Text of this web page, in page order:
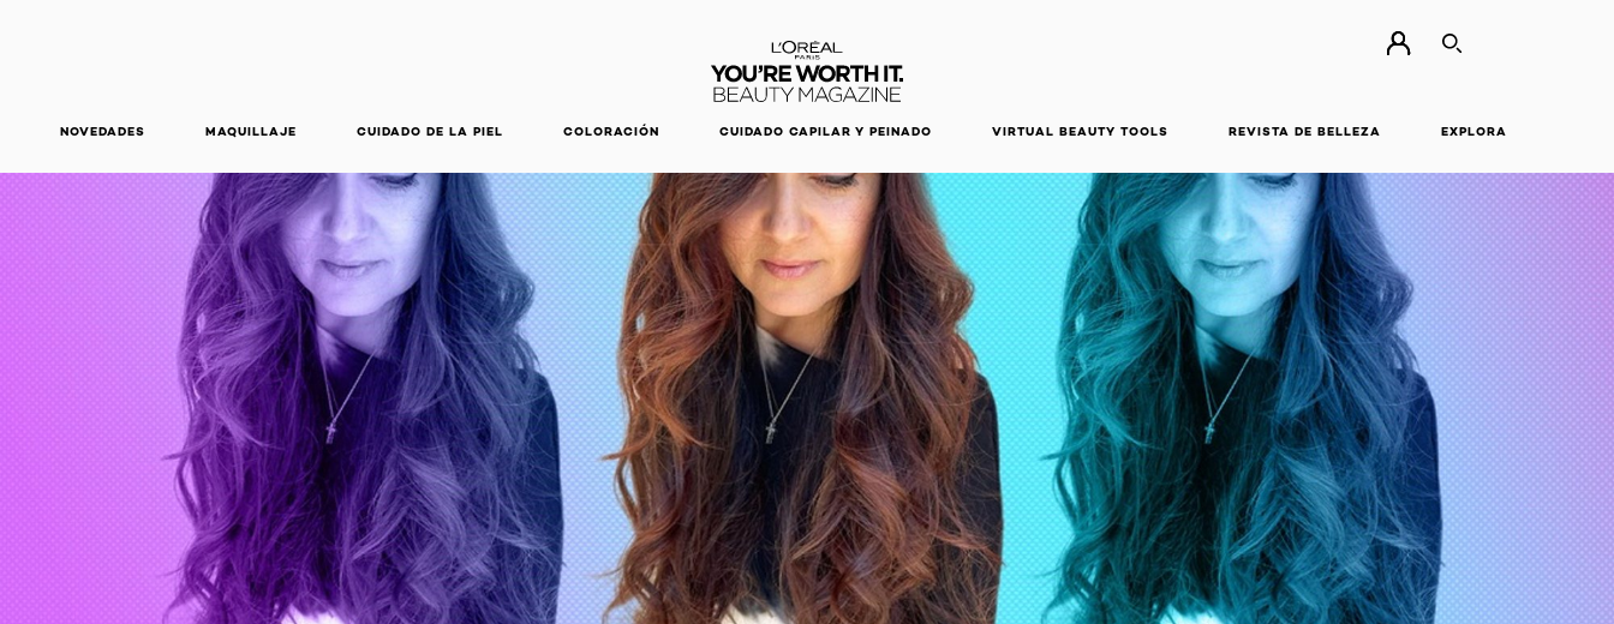
BUSCAR
NOVEDADES MAQUILLAJE CUIDADO DE LA PIEL COLORACIÓN CUIDADO CAPILAR Y PEINADO VIRTUAL BEAUTY TOOLS REVISTA DE BELLEZA EXPLORA